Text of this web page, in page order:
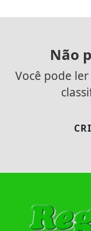
Não
Você pode